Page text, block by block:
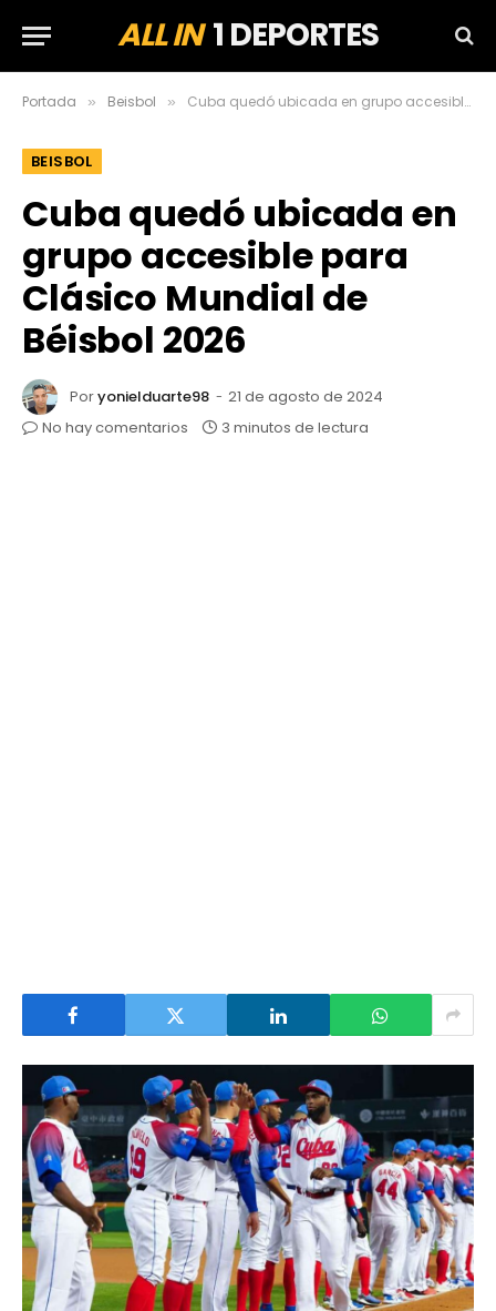
ALL IN1 DEPORTES
Portada » Beisbol » Cuba quedó ubicada en grupo accesible para Clásico Mundial de Béisbol 2026
BEISBOL
Cuba quedó ubicada en
grupo accesible para
Clásico Mundial de
Béisbol 2026
Poryonielduarte98
21 de agosto de 2024
No hay comentarios
3 minutos de lectura